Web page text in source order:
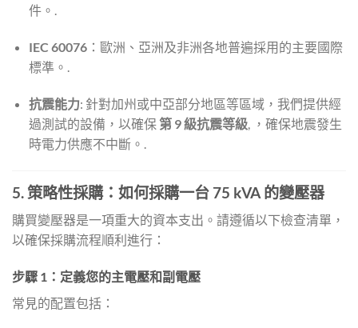
件。.
IEC 60076：歐洲、亞洲及非洲各地普遍採用的主要國際
標準。.
抗震能力: 針對加州或中亞部分地區等區域，我們提供經
過測試的設備，以確保第 9 級抗震等級, ，確保地震發生
時電力供應不中斷。.
5. 策略性採購：如何採購一台 75 kVA 的變壓器
購買變壓器是一項重大的資本支出。請遵循以下檢查清單，
以確保採購流程順利進行：
步驟 1：定義您的主電壓和副電壓
常見的配置包括：